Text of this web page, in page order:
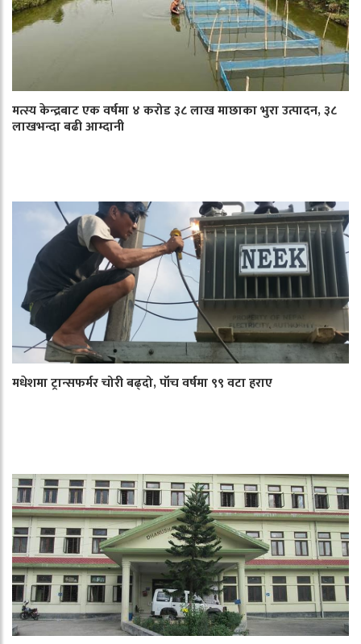
मत्स्य केन्द्रबाट एक वर्षमा ४ करोड ३८ लाख माछाका भुरा उत्पादन, ३८
लाखभन्दा बढी आम्दानी
मधेशमा ट्रान्सफर्मर चोरी बढ्दो, पाँच वर्षमा ९९ वटा हराए